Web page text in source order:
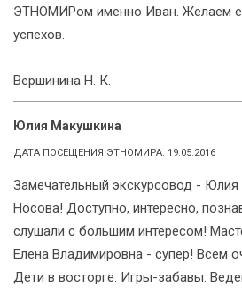
ЭТНОМИРом именно Иван. Желаем
успехов.
Вершинина Н. К.
Юлия Макушкина
ДАТА ПОСЕЩЕНИЯ ЭТНОМИРА: 19.05.2016
Замечательный экскурсовод -
Носова! Доступно, интересно,
слушали с большим интересом!
Елена Владимировна - супер! Всем
Дети в восторге. Игры-забавы: